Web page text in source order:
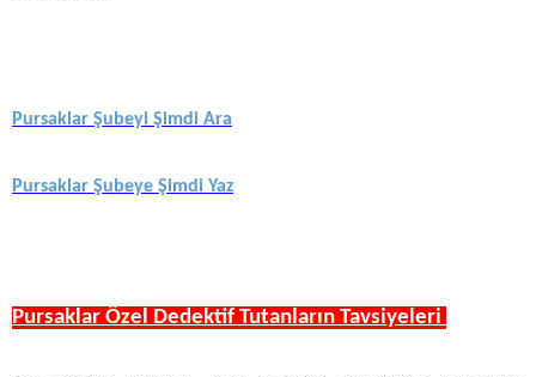
Pursaklar Şubeyi Şimdi Ara
Pursaklar Şubeye Şimdi Yaz
Pursaklar Özel Dedektif Tutanların Tavsiyeleri